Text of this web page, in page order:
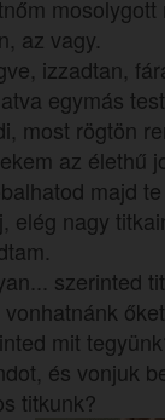
mosolygott
az vagy.
izzadtan,
egymás
most rögtön
az élethű
majd
elég nagy
szerinted
vonhatnánk
mit
és vonjuk
titkunk?